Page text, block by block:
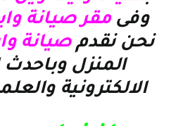
وفى مقر صيانة
نحن نقدمصيانة
المنزل وباحدث
الالكترونية